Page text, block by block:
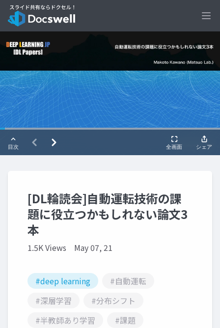
[DL輪読会]自動運転技術の課
題に役立つかもしれない論文3
本
1.5K Views May 07, 21
#deep learning
#自動運転
#深層学習
#分布シフト
#半教師あり学習
#課題